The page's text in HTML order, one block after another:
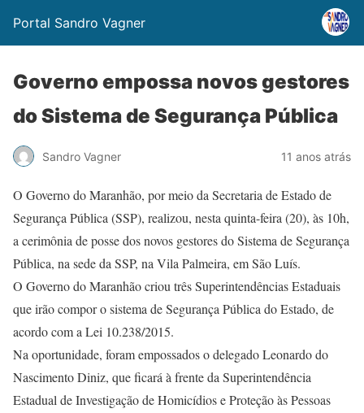
Portal Sandro Vagner
Governo empossa novos gestores
do Sistema de Segurança Pública
Sandro Vagner 11 anos atrás
O Governo do Maranhão, por meio da Secretaria de Estado de
Segurança Pública (SSP), realizou, nesta quinta-feira (20), às 10h,
a cerimônia de posse dos novos gestores do Sistema de Segurança
Pública, na sede da SSP, na Vila Palmeira, em São Luís.
O Governo do Maranhão criou três Superintendências Estaduais
que irão compor o sistema de Segurança Pública do Estado, de
acordo com a Lei 10.238/2015.
Na oportunidade, foram empossados o delegado Leonardo do
Nascimento Diniz, que ficará à frente da Superintendência
Estadual de Investigação de Homicídios e Proteção às Pessoas